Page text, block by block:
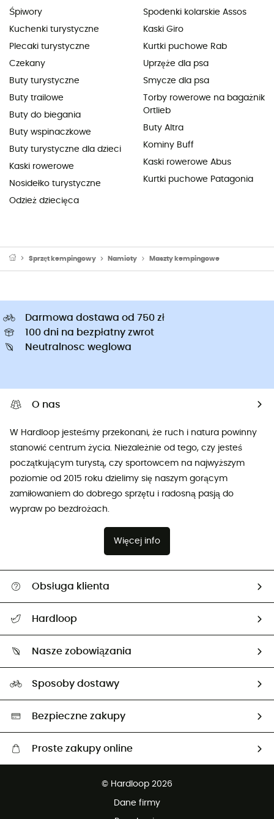
Śpiwory
Kuchenki turystyczne
Plecaki turystyczne
Czekany
Buty turystyczne
Buty trailowe
Buty do biegania
Buty wspinaczkowe
Buty turystyczne dla dzieci
Kaski rowerowe
Nosidełko turystyczne
Odzież dziecięca
Spodenki kolarskie Assos
Kaski Giro
Kurtki puchowe Rab
Uprzęże dla psa
Smycze dla psa
Torby rowerowe na bagażnik
Ortlieb
Buty Altra
Kominy Buff
Kaski rowerowe Abus
Kurtki puchowe Patagonia
Sprzęt kempingowy Namioty Maszty kempingowe
Darmowa dostawa od 750 zł
100 dni na bezpłatny zwrot
Neutralnosc weglowa
O nas
W Hardloop jesteśmy przekonani, że ruch i natura powinny
stanowić centrum życia. Niezależnie od tego, czy jesteś
początkującym turystą, czy sportowcem na najwyższym
poziomie od 2015 roku dzielimy się naszym gorącym
zamiłowaniem do dobrego sprzętu i radosną pasją do
wypraw po bezdrożach.
Więcej info
Obsługa klienta
Zwrot artykułów i zwrot środków
Hardloop
Ambasadorzy
Nasze zobowiązania
Wybrane produkty eko
Sposoby dostawy
Bezpieczne zakupy
Proste zakupy online
© Hardloop 2026
Dane firmy